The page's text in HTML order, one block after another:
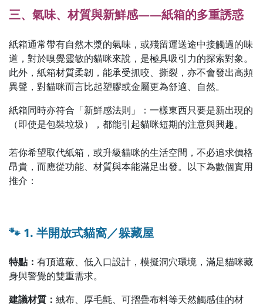
三、氣味、材質與新鮮感——紙箱的多重誘惑
紙箱通常帶有自然木漿的氣味，或殘留運送途中接觸過的味
道，對於嗅覺靈敏的貓咪來說，是極具吸引力的探索對象。
此外，紙箱材質柔韌，能承受抓咬、撕裂，亦不會發出高頻
異聲，對貓咪而言比起塑膠或金屬更為舒適、自然。
紙箱同時亦符合「新鮮感法則」：一樣東西只要是新出現的
（即使是包裝垃圾），都能引起貓咪短期的注意與興趣。
若你希望取代紙箱，或升級貓咪的生活空間，不必追求價格
昂貴，而應從功能、材質與本能滿足出發。以下為數個實用
推介：
🐾 1. 半開放式貓窩／躲藏屋
特點： 有頂遮蔽、低入口設計，模擬洞穴環境，滿足貓咪藏
身與警覺的雙重需求。
建議材質： 絨布、厚毛氈、可摺疊布料等天然觸感佳的材